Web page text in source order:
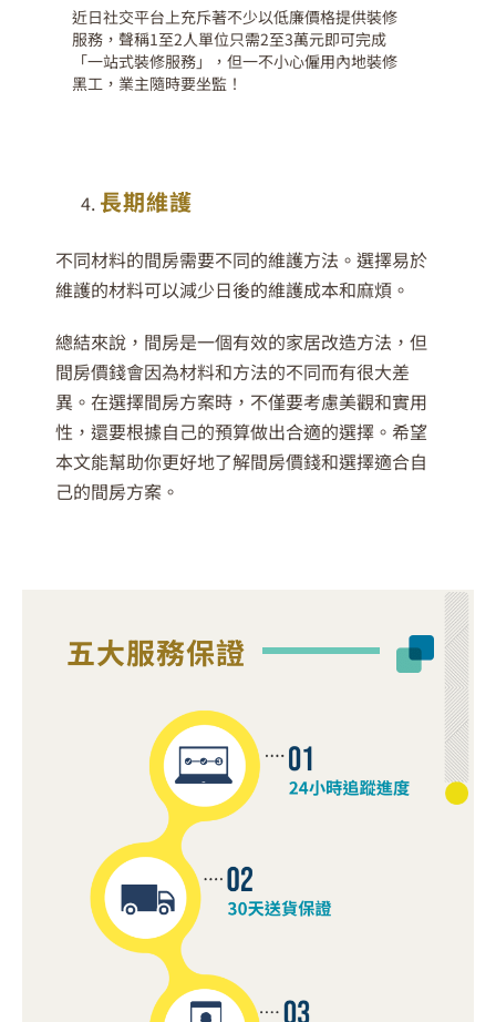
近日社交平台上充斥著不少以低廉價格提供裝修
服務，聲稱1至2人單位只需2至3萬元即可完成
「一站式裝修服務」，但一不小心僱用內地裝修
黑工，業主隨時要坐監！
長期維護
不同材料的間房需要不同的維護方法。選擇易於
維護的材料可以減少日後的維護成本和麻煩。
總結來說，間房是一個有效的家居改造方法，但
間房價錢會因為材料和方法的不同而有很大差
異。在選擇間房方案時，不僅要考慮美觀和實用
性，還要根據自己的預算做出合適的選擇。希望
本文能幫助你更好地了解間房價錢和選擇適合自
己的間房方案。
五大服務保證